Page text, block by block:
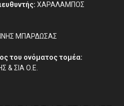
ΧΑΡΑΛΑΜΠΟΣ
ΜΠΑΡΔΩΣΑΣ
του ονόματος τομέα:
& ΣΙΑ Ο.Ε.